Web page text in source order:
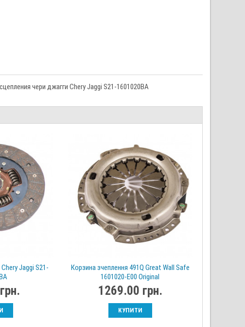
чери джагги Chery Jaggi S21-1601020BA
Jaggi S21-
Корзина зчеплення 491Q Great Wall Safe
1601020-E00 Original
1269.00 грн.
КУПИТИ